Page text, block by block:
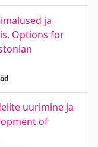
ja
Options for
uurimine ja
of